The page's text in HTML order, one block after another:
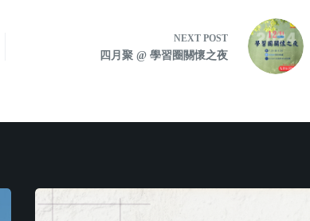
NEXT POST
四月聚 @ 學習圈關懷之夜